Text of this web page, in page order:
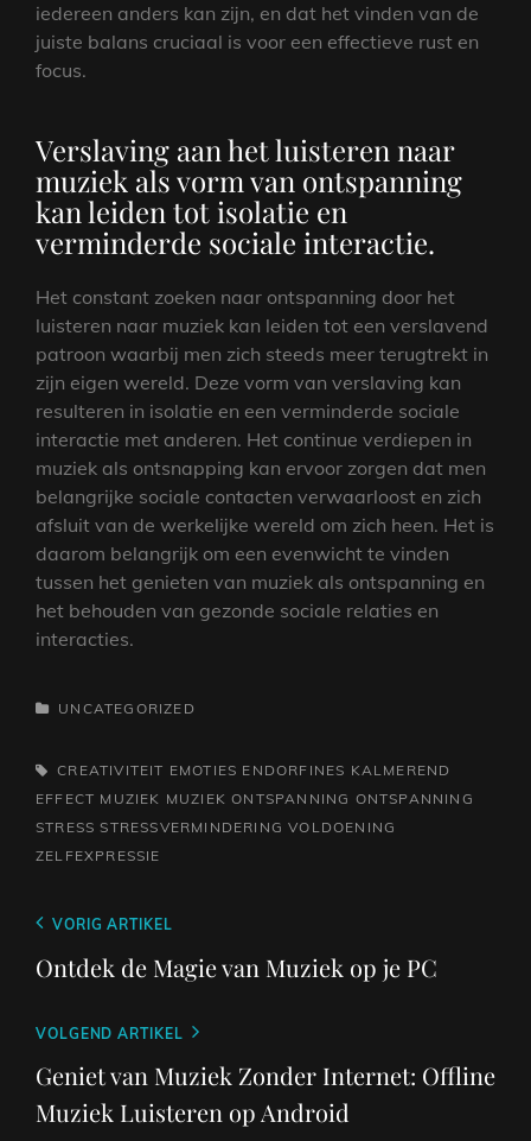
iedereen anders kan zijn, en dat het vinden van de
juiste balans cruciaal is voor een effectieve rust en
focus.
Verslaving aan het luisteren naar
muziek als vorm van ontspanning
kan leiden tot isolatie en
verminderde sociale interactie.
Het constant zoeken naar ontspanning door het
luisteren naar muziek kan leiden tot een verslavend
patroon waarbij men zich steeds meer terugtrekt in
zijn eigen wereld. Deze vorm van verslaving kan
resulteren in isolatie en een verminderde sociale
interactie met anderen. Het continue verdiepen in
muziek als ontsnapping kan ervoor zorgen dat men
belangrijke sociale contacten verwaarloost en zich
afsluit van de werkelijke wereld om zich heen. Het is
daarom belangrijk om een evenwicht te vinden
tussen het genieten van muziek als ontspanning en
het behouden van gezonde sociale relaties en
interacties.
CATEGORIEËN
UNCATEGORIZED
TAGS,CREATIVITEIT EMOTIES ENDORFINES KALMEREND
EFFECT MUZIEK MUZIEK ONTSPANNING ONTSPANNING
STRESS STRESSVERMINDERING VOLDOENING
ZELFEXPRESSIE
Berichtnavigatie
Vorig
bericht
VORIG ARTIKEL
Ontdek de Magie van Muziek op je PC
Volgend
bericht
VOLGEND ARTIKEL
Geniet van Muziek Zonder Internet: Offline
Muziek Luisteren op Android